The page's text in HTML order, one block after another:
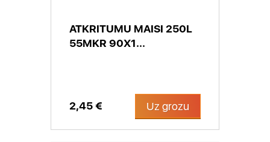
ATKRITUMU MAISI 250L
55MKR 90X1...
2,45 € Uz grozu